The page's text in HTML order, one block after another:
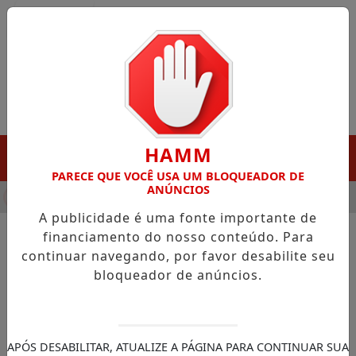
DESTAQUE EM PORTO GRANDE COM ATUAÇÃO VOLTADA
NOTÍCIAS/NOTÍCIAS LOCAL
'A corrida agrega e valoriza a
governador Clécio na 2ª
HAMM
PARECE QUE VOCÊ USA UM BLOQUEADOR DE
ANÚNCIOS
A publicidade é uma fonte importante de
financiamento do nosso conteúdo. Para
continuar navegando, por favor desabilite seu
bloqueador de anúncios.
APÓS DESABILITAR, ATUALIZE A PÁGINA PARA CONTINUAR SUA